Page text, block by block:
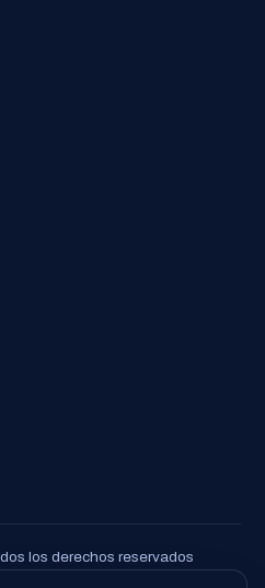
los derechos reservados